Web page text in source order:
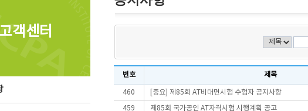
고객센터
번호 제목
460 [중요] 제85회 AT비대면시험 수험자 공지사항
459 제85회 국가공인 AT자격시험 시행계획 공고